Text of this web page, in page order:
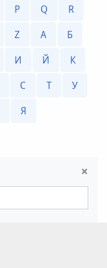
P Q
R
Z А
Б
И Й
К
С Т
У
Я
×